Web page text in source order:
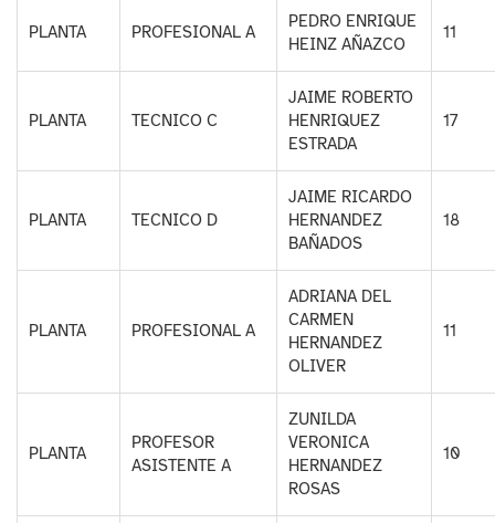
PLANTA PROFESIONAL A
PEDRO ENRIQUE
HEINZ AÑAZCO
11
PLANTA TECNICO C
JAIME ROBERTO
HENRIQUEZ
ESTRADA
17
PLANTA TECNICO D
JAIME RICARDO
HERNANDEZ
BAÑADOS
18
PLANTA PROFESIONAL A
ADRIANA DEL
CARMEN
HERNANDEZ
OLIVER
11
PLANTA
PROFESOR
ASISTENTE A
ZUNILDA
VERONICA
HERNANDEZ
ROSAS
10